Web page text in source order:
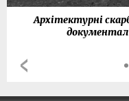
Архітектурні